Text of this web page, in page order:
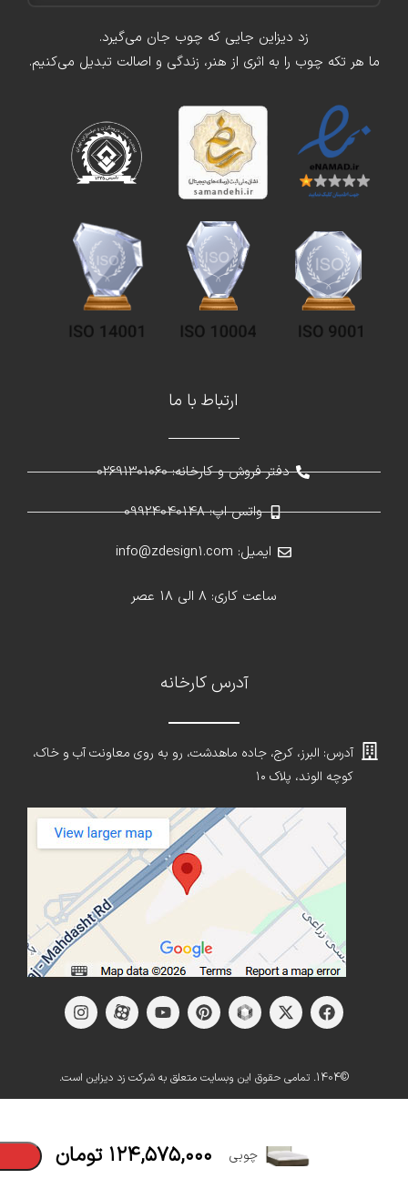
زد دیزاین جایی که چوب جان می‌گیرد.
ما هر تکه چوب را به اثری از هنر، زندگی و اصالت تبدیل می‌کنیم.
ارتباط با ما
دفتر فروش و کارخانه: 02691301060
واتس اپ: 09924040148
ایمیل: info@zdesign1.com
ساعت کاری: 8 الی 18 عصر
آدرس کارخانه
آدرس: البرز، کرج، جاده ماهدشت، رو به روی معاونت آب و خاک،
کوچه الوند، پلاک ۱۰
©1404. تمامی حقوق این وبسایت متعلق به شرکت زد دیزاین است.
تخت
چوبی
۱۲۴,۵۷۵,۰۰۰ تومان